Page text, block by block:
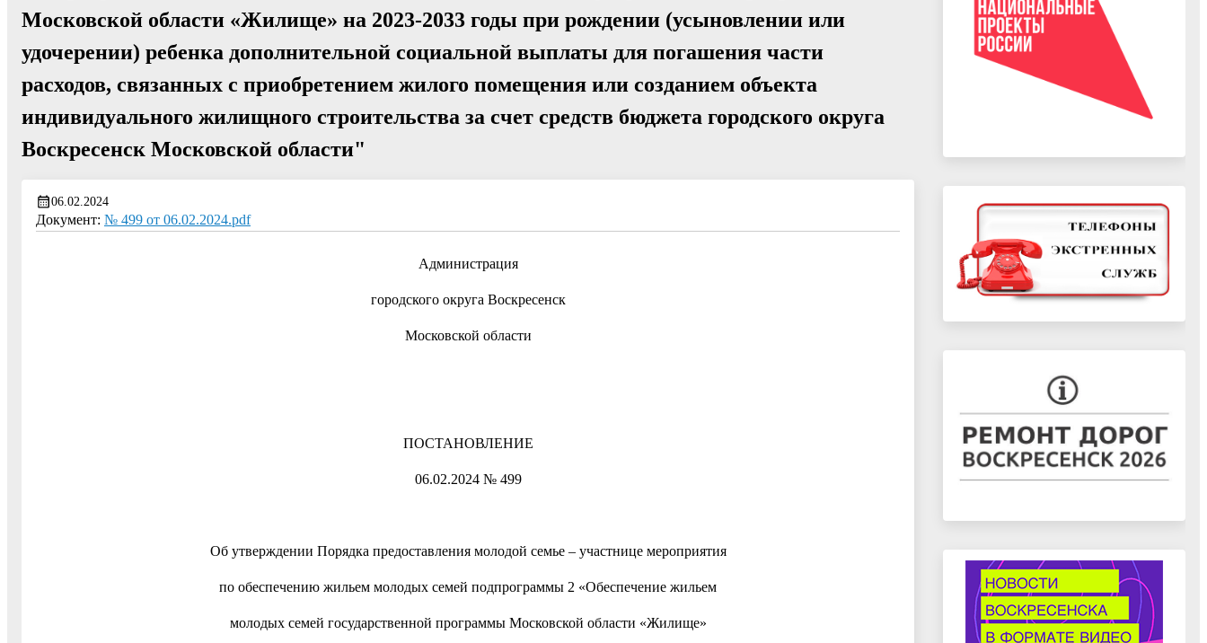
Московской области «Жилище» на 2023-2033 годы при рождении (усыновлении или
удочерении) ребенка дополнительной социальной выплаты для погашения части
расходов, связанных с приобретением жилого помещения или созданием объекта
индивидуального жилищного строительства за счет средств бюджета городского округа
Воскресенск Московской области"
06.02.2024
Документ: № 499 от 06.02.2024.pdf
Администрация
городского округа Воскресенск
Московской области
ПОСТАНОВЛЕНИЕ
06.02.2024 № 499
Об утверждении Порядка предоставления молодой семье – участнице мероприятия
по обеспечению жильем молодых семей подпрограммы 2 «Обеспечение жильем
молодых семей государственной программы Московской области «Жилище»